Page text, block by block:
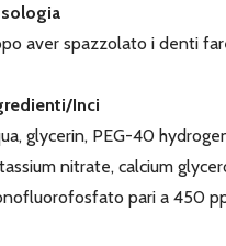
aver spazzolato i denti
Inci
glycerin, PEG-40
nitrate, calcium
pari a 450